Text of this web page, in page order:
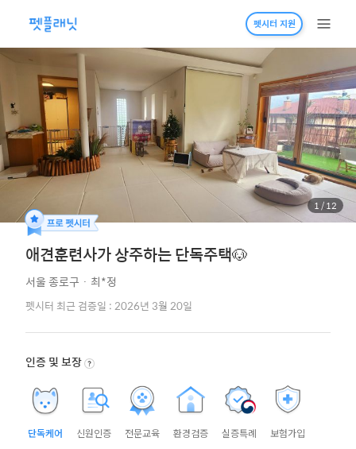
펫시터 지원
1/12
애견훈련사가 상주하는 단독주택🐶
서울 종로구 · 최*정
펫시터 최근 검증일 : 2026년 3월 20일
인증 및 보장
단독케어 신원인증 전문교육 환경검증 실증특례 보험가입